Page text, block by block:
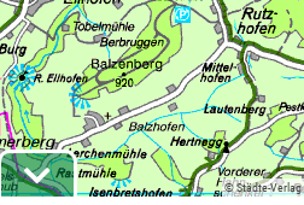
© Städte-Verlag